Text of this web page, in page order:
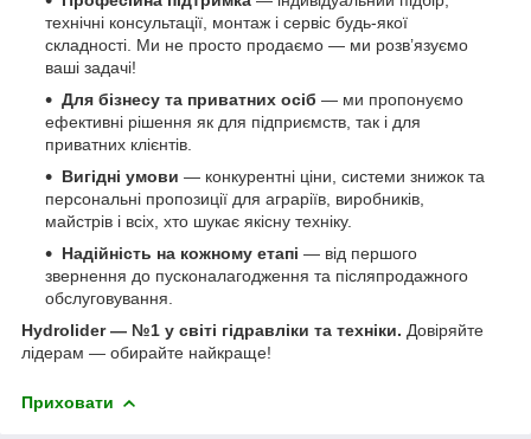
технічні консультації, монтаж і сервіс будь-якої
складності. Ми не просто продаємо — ми розв’язуємо
ваші задачі!
Для бізнесу та приватних осіб — ми пропонуємо
ефективні рішення як для підприємств, так і для
приватних клієнтів.
Вигідні умови — конкурентні ціни, системи знижок та
персональні пропозиції для аграріїв, виробників,
майстрів і всіх, хто шукає якісну техніку.
Надійність на кожному етапі — від першого
звернення до пусконалагодження та післяпродажного
обслуговування.
Hydrolider — №1 у світі гідравліки та техніки. Довіряйте
лідерам — обирайте найкраще!
Приховати